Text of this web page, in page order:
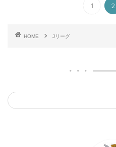
1 2
HOME Jリーグ